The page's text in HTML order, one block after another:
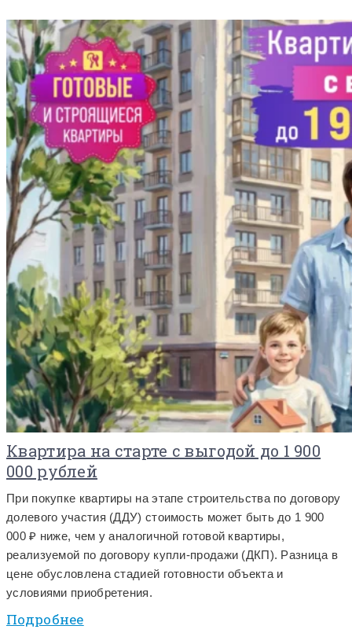
Квартира на старте с выгодой до 1 900
000 рублей
При покупке квартиры на этапе строительства по договору
долевого участия (ДДУ) стоимость может быть до 1 900
000 ₽ ниже, чем у аналогичной готовой квартиры,
реализуемой по договору купли-продажи (ДКП). Разница в
цене обусловлена стадией готовности объекта и
условиями приобретения.
Подробнее